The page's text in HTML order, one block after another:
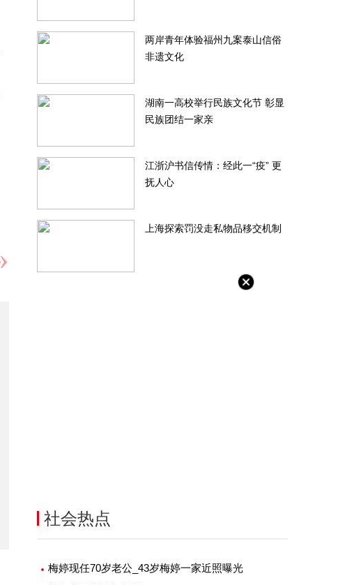
2022-06-20
两岸青年体验福州九案泰山信俗
非遗文化
湖南一高校举行民族文化节 彰显
民族团结一家亲
江浙沪书信传情：经此一“疫” 更
抚人心
上海探索罚没走私物品移交机制
社会热点
梅婷现任70岁老公_43岁梅婷一家近照曝光